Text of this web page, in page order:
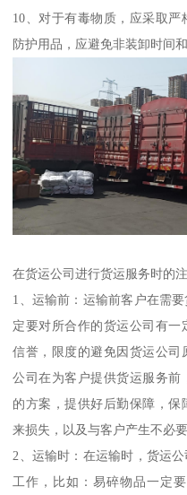
10、对于有毒物质，应采取
防护用品，应避免非装卸时间
在货运公司进行货运服务时的
1、运输前：运输前客户在需
定要对所合作的货运公司有
信誉，限度的避免因货运公司
公司在为客户提供货运服务前
的方案，提供好后勤保障，
来损失，以及与客户产生不必要
2、运输时：在运输时，货运
工作，比如：易碎物品一定